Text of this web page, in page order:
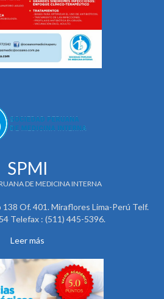
SPMI
DE MEDICINA INTERNA
138 Of. 401. Miraflores Lima-Perú Telf.
Telefax : (511) 445-5396.
Leer más